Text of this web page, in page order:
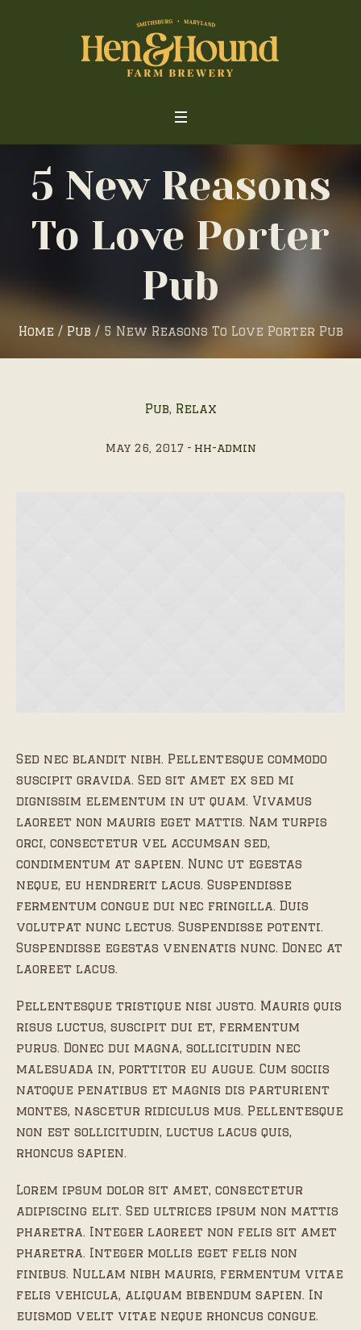
5 New Reasons
To Love Porter
Pub
Home / Pub / 5 New Reasons To Love Porter Pub
Pub, Relax
May 26, 2017 hh-admin
Sed nec blandit nibh. Pellentesque commodo
suscipit gravida. Sed sit amet ex sed mi
dignissim elementum in ut quam. Vivamus
laoreet non mauris eget mattis. Nam turpis
orci, consectetur vel accumsan sed,
condimentum at sapien. Nunc ut egestas
neque, eu hendrerit lacus. Suspendisse
fermentum congue dui nec fringilla. Duis
volutpat nunc lectus. Suspendisse potenti.
Suspendisse egestas venenatis nunc. Donec at
laoreet lacus.
Pellentesque tristique nisi justo. Mauris quis
risus luctus, suscipit dui et, fermentum
purus. Donec dui magna, sollicitudin nec
malesuada in, porttitor eu augue. Cum sociis
natoque penatibus et magnis dis parturient
montes, nascetur ridiculus mus. Pellentesque
non est sollicitudin, luctus lacus quis,
rhoncus sapien.
Lorem ipsum dolor sit amet, consectetur
adipiscing elit. Sed ultrices ipsum non mattis
pharetra. Integer laoreet non felis sit amet
pharetra. Integer mollis eget felis non
finibus. Nullam nibh mauris, fermentum vitae
felis vehicula, aliquam bibendum sapien. In
euismod velit vitae neque rhoncus congue.